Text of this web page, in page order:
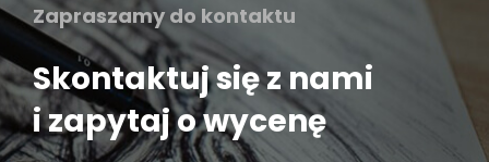
Zapraszamy do kontaktu
Skontaktuj się z nami
i zapytaj o wycenę